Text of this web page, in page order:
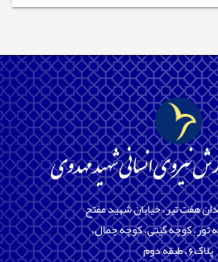
هفت تیر، خیابان شهید مفتح
تور، کوچه گیتی، کوچه جمال،
پلاک6، طبقه دوم